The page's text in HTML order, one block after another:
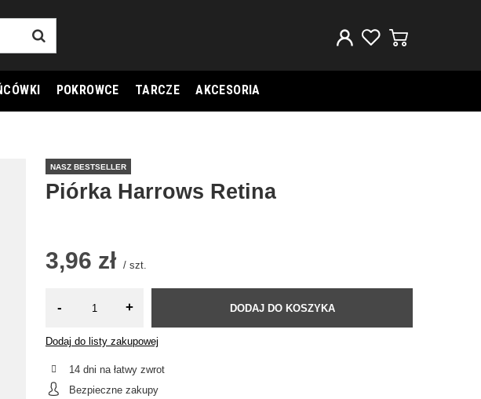
POKROWCE TARCZE AKCESORIA
NASZ BESTSELLER
Piórka Harrows Retina
3,96 zł / szt.
- + DODAJ DO KOSZYKA
Dodaj do listy zakupowej
14 dni na łatwy zwrot
Bezpieczne zakupy